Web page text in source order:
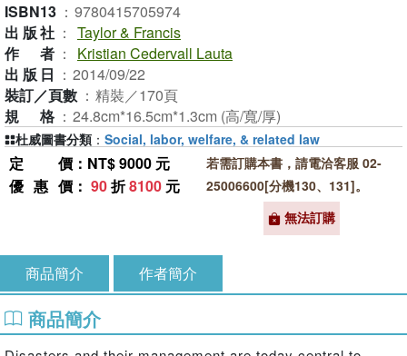
ISBN13 ： 9780415705974
出版社 ： Taylor & Francis
作者 ：
Kristian Cedervall Lauta
出版日 ： 2014/09/22
裝訂／頁數 ： 精裝／170頁
規格 ： 24.8cm*16.5cm*1.3cm (高/寬/厚)
定價 ：NT$ 9000 元
優惠價 ： 90折8100 元
若需訂購本書，請電洽客服 02-
25006600[分機130、131]。
無法訂購
杜威圖書分類 ： Social, labor, welfare, & related law
商品簡介 作者簡介
商品簡介